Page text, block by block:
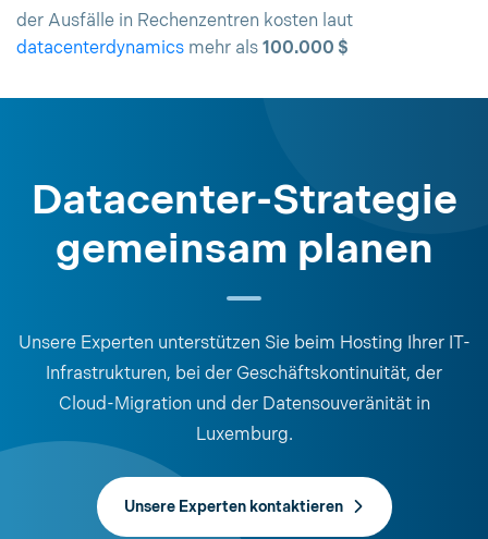
der Ausfälle in Rechenzentren kosten laut
datacenterdynamics mehr als 100.000 $
Datacenter-Strategie
gemeinsam planen
Unsere Experten unterstützen Sie beim Hosting Ihrer IT-
Infrastrukturen, bei der Geschäftskontinuität, der
Cloud-Migration und der Datensouveränität in
Luxemburg.
Unsere Experten kontaktieren